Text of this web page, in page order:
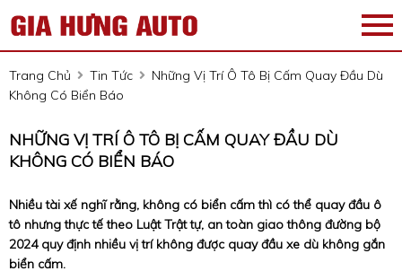
Trang Chủ Tin Tức
Những Vị Trí Ô Tô Bị Cấm Quay Đầu Dù
Không Có Biển Báo
NHỮNG VỊ TRÍ Ô TÔ BỊ CẤM QUAY ĐẦU DÙ
KHÔNG CÓ BIỂN BÁO
Nhiều tài xế nghĩ rằng, không có biển cấm thì có thể quay đầu ô
tô nhưng thực tế theo Luật Trật tự, an toàn giao thông đường bộ
2024 quy định nhiều vị trí không được quay đầu xe dù không gắn
biển cấm.